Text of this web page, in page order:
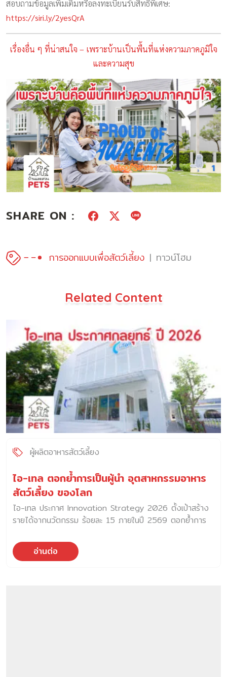
สอบถามข้อมูลเพิ่มเติมหรือลงทะเบียนรับสิทธิพิเศษ:
https://siri.ly/2yesQrA
เรื่องอื่น ๆ ที่น่าสนใจ – เพราะบ้านเป็นพื้นที่แห่งความภาคภูมิใจ
และความสุข
SHARE ON :
การออกแบบเพื่อสัตว์เลี้ยง ทาวน์โฮม
Related Content
ผู้ผลิตอาหารสัตว์เลี้ยง
ไอ-เทล ตอกย้ำการเป็นผู้นำ อุตสาหกรรมอาหาร
สัตว์เลี้ยง ของโลก
ไอ-เทล ประกาศ Innovation Strategy 2026 ตั้งเป้าสร้าง
รายได้จากนวัตกรรม ร้อยละ 15 ภายในปี 2569 ตอกย้ำการ
อ่านต่อ